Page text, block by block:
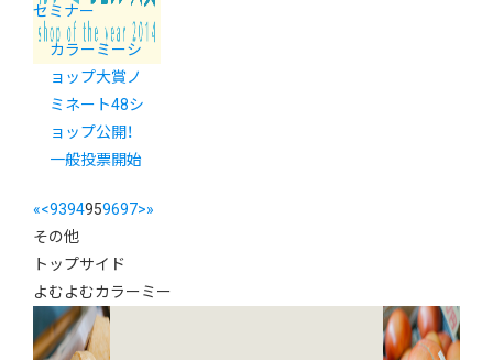
セミナー
カラーミーシ
ョップ大賞ノ
ミネート48シ
ョップ公開！
一般投票開始
«<9394959697>»
その他
トップサイド
よむよむカラーミー